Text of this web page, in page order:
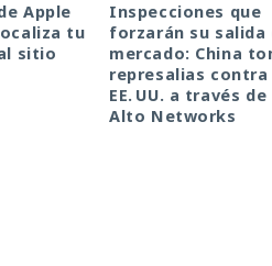
Apple
tu
sitio
Inspecciones que
forzarán su salida
mercado: China
represalias contra
EE. UU. a través de
Alto Networks